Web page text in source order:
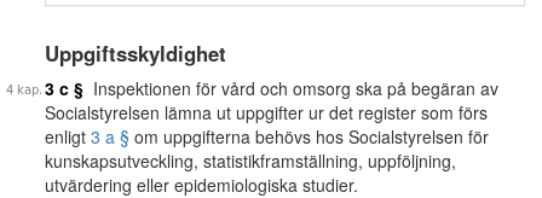
Uppgiftsskyldighet
3 c § Inspektionen för vård och omsorg ska på begäran av
Socialstyrelsen lämna ut uppgifter ur det register som förs
enligt 3 a § om uppgifterna behövs hos Socialstyrelsen för
kunskapsutveckling, statistikframställning, uppföljning,
utvärdering eller epidemiologiska studier.